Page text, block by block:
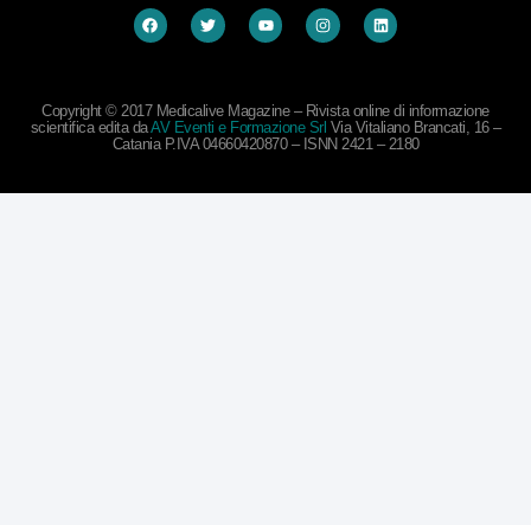
Copyright © 2017 Medicalive Magazine – Rivista online di informazione
scientifica edita daAV Eventi e Formazione Srl Via Vitaliano Brancati, 16 –
Catania P.IVA 04660420870 – ISNN 2421 – 2180